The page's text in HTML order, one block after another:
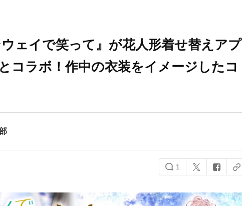
ェイで笑って』が花人形着せ替えアプ
コラボ！作中の衣装をイメージしたコ
1